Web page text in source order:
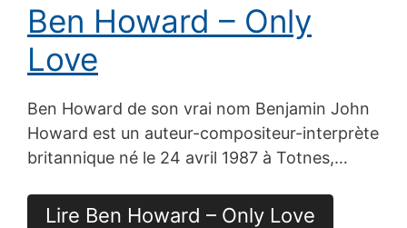
Ben Howard – Only
Love
Ben Howard de son vrai nom Benjamin John
Howard est un auteur-compositeur-interprète
britannique né le 24 avril 1987 à Totnes,…
Lire Ben Howard – Only Love